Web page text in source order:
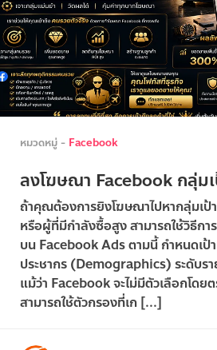
หมวดหมู่ - Facebook
ลงโฆษณา Facebook กลุ่ม
ถ้าคุณต้องการยิงโฆษณาไปหากลุ่มเป้
หรือผู้ที่มีกำลังซื้อสูง สามารถใช้วิธีกา
บน Facebook Ads ตามนี้ กำหนดเป้
ประชากร (Demographics) ระดับร
แม้ว่า Facebook จะไม่มีตัวเลือกโดย
สามารถใช้ตัวกรองที่เก [...]